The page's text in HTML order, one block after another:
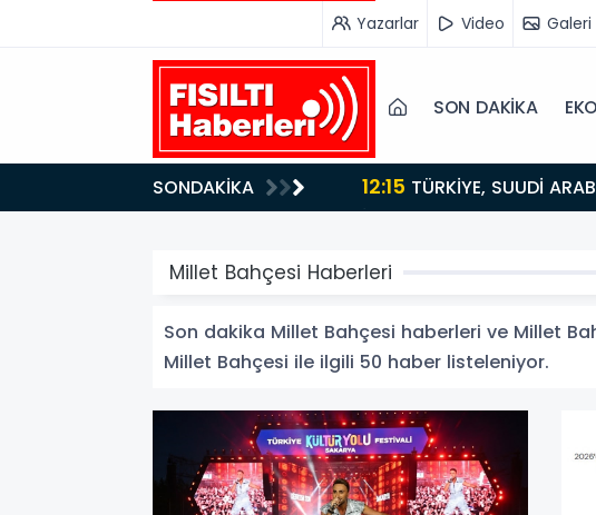
Yazarlar Video Galeri
SON DAKİKA
SONDAKİKA 12:15
İMZALANDI!
Millet Bahçesi Haberleri
Son dakika Millet Bahçesi haberleri ve Millet
Millet Bahçesi ile ilgili 50 haber listeleniyor.